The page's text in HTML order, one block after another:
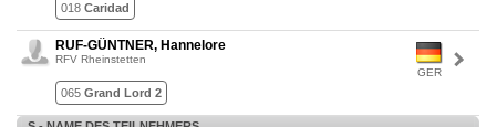
018 Caridad
GER
RUF-GÜNTNER, Hannelore
RFV Rheinstetten
065 Grand Lord 2